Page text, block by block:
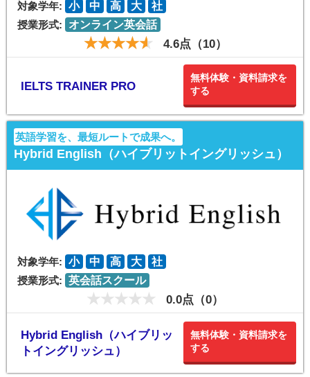
対象学年: 小 中 高 大
社
授業形式:
オンライン英会話
4.6点（10）
IELTS TRAINER PRO
無料体験・資料請求を
する
英語学習を、最短ルートで成果へ。
Hybrid English（ハイブリットイングリッシュ）
対象学年: 小 中 高 大
社
授業形式: 英会話スクール
0.0点（0）
Hybrid English（ハイブリッ
トイングリッシュ）
無料体験・資料請求を
する